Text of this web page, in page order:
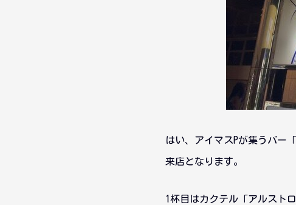
はい、アイマスPが集うバー
来店となります。
1杯目はカクテル「アルストロ